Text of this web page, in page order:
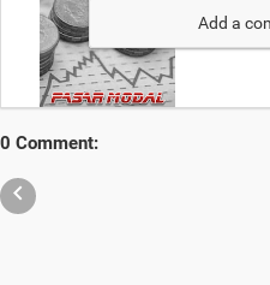
Add a
0 Comment:
